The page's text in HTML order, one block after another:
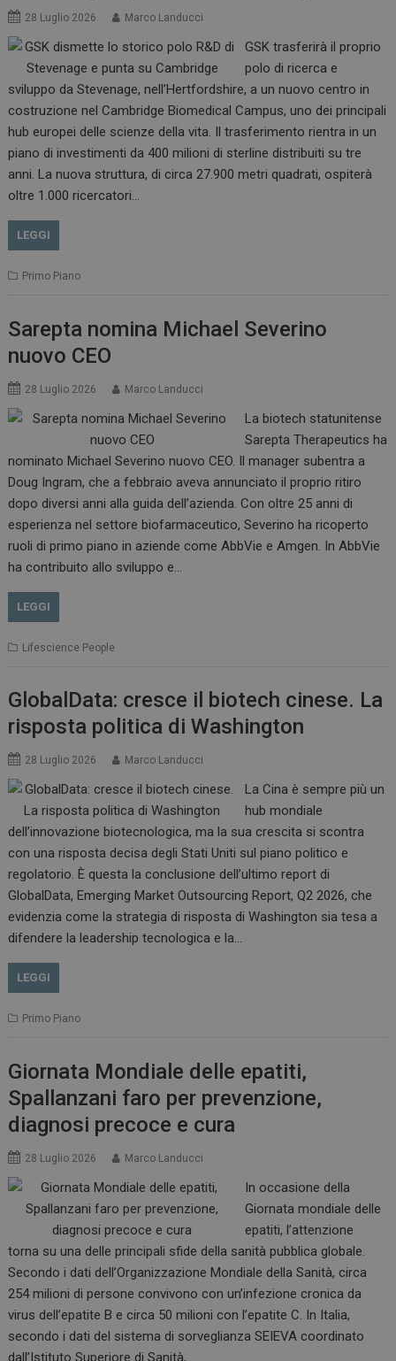
28 Luglio 2026 Marco Landucci
GSK trasferirà il proprio
polo di ricerca e
sviluppo da Stevenage, nell’Hertfordshire, a un nuovo centro in
costruzione nel Cambridge Biomedical Campus, uno dei principali
hub europei delle scienze della vita. Il trasferimento rientra in un
piano di investimenti da 400 milioni di sterline distribuiti su tre
anni. La nuova struttura, di circa 27.900 metri quadrati, ospiterà
oltre 1.000 ricercatori…
LEGGI
Primo Piano
Sarepta nomina Michael Severino
nuovo CEO
28 Luglio 2026 Marco Landucci
La biotech statunitense
Sarepta Therapeutics ha
nominato Michael Severino nuovo CEO. Il manager subentra a
Doug Ingram, che a febbraio aveva annunciato il proprio ritiro
dopo diversi anni alla guida dell’azienda. Con oltre 25 anni di
esperienza nel settore biofarmaceutico, Severino ha ricoperto
ruoli di primo piano in aziende come AbbVie e Amgen. In AbbVie
ha contribuito allo sviluppo e…
LEGGI
Lifescience People
GlobalData: cresce il biotech cinese. La
risposta politica di Washington
28 Luglio 2026 Marco Landucci
La Cina è sempre più un
hub mondiale
dell’innovazione biotecnologica, ma la sua crescita si scontra
con una risposta decisa degli Stati Uniti sul piano politico e
regolatorio. È questa la conclusione dell’ultimo report di
GlobalData, Emerging Market Outsourcing Report, Q2 2026, che
evidenzia come la strategia di risposta di Washington sia tesa a
difendere la leadership tecnologica e la…
LEGGI
Primo Piano
Giornata Mondiale delle epatiti,
Spallanzani faro per prevenzione,
diagnosi precoce e cura
28 Luglio 2026 Marco Landucci
In occasione della
Giornata mondiale delle
epatiti, l’attenzione
torna su una delle principali sfide della sanità pubblica globale.
Secondo i dati dell’Organizzazione Mondiale della Sanità, circa
254 milioni di persone convivono con un’infezione cronica da
virus dell’epatite B e circa 50 milioni con l’epatite C. In Italia,
secondo i dati del sistema di sorveglianza SEIEVA coordinato
dall’Istituto Superiore di Sanità,…